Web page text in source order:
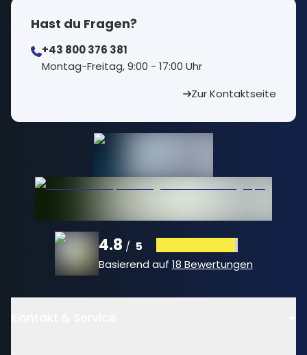
Hast du Fragen?
+43 800 376 381
⁠Montag-Freitag, 9:00 - 17:00 Uhr
Zur Kontaktseite
4.8 / 5
Basierend auf 18 Bewertungen